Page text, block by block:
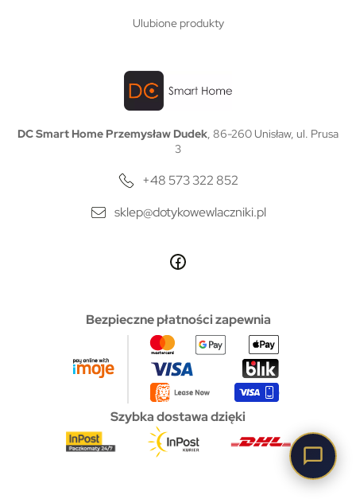
ulubione produkty
DC Smart Home Przemysław Dudek , 86-260 Unisław, ul. Prusa
3
+48 573 322 852
sklep@dotykowewlaczniki.pl
Bezpieczne płatności zapewnia
Szybka dostawa dzięki